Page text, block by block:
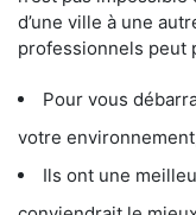
d’une ville à une
professionnels peut
Pour vous
votre
Ils ont une